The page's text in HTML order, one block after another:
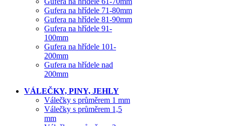
Gufera na hřídele 71-80mm
Gufera na hřídele 81-90mm
Gufera na hřídele 91-
100mm
Gufera na hřídele 101-
200mm
Gufera na hřídele nad
200mm
VÁLEČKY, PINY, JEHLY
Válečky s průměrem 1 mm
Válečky s průměrem 1,5
mm